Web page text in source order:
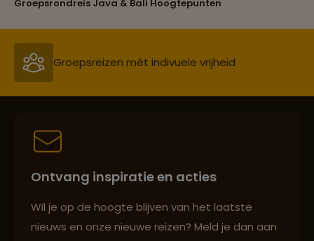
Groepsrondreis Java & Bali Hoogtepunten
Groepsreizen mét indivuele vrijheid
Persoonlijk en deskundig reisadvies
Best beoordeelde reisroutes
Reizen met oog voor mens, cultuur en milieu
Ontvang inspiratie en acties
Wil je op de hoogte blijven van het laatste
nieuws en onze nieuwe reizen? Meld je dan aan